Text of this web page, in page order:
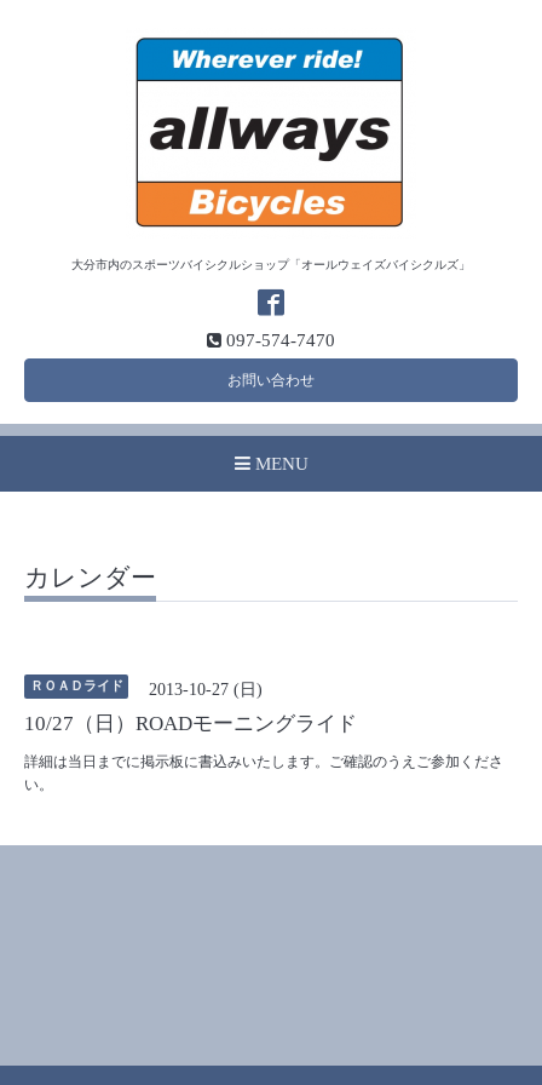
大分市内のスポーツバイシクルショップ「オールウェイズバイシクルズ」
097-574-7470
お問い合わせ
MENU
カレンダー
ＲＯＡＤライド 2013-10-27 (日)
10/27（日）ROADモーニングライド
詳細は当日までに掲示板に書込みいたします。ご確認のうえご参加くださ
い。